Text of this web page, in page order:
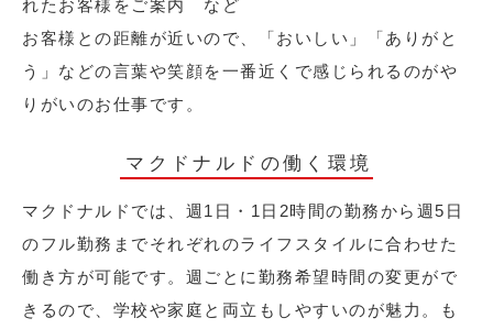
れたお客様をご案内 など
お客様との距離が近いので、「おいしい」「ありがと
う」などの言葉や笑顔を一番近くで感じられるのがや
りがいのお仕事です。
マクドナルドの働く環境
マクドナルドでは、週1日・1日2時間の勤務から週5日
のフル勤務までそれぞれのライフスタイルに合わせた
働き方が可能です。週ごとに勤務希望時間の変更がで
きるので、学校や家庭と両立もしやすいのが魅力。も